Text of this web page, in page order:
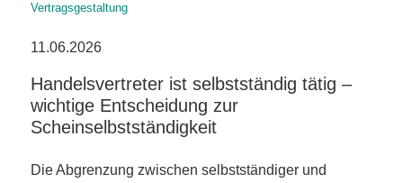
Vertragsgestaltung
11.06.2026
Handelsvertreter ist selbstständig tätig –
wichtige Entscheidung zur
Scheinselbstständigkeit
Die Abgrenzung zwischen selbstständiger und